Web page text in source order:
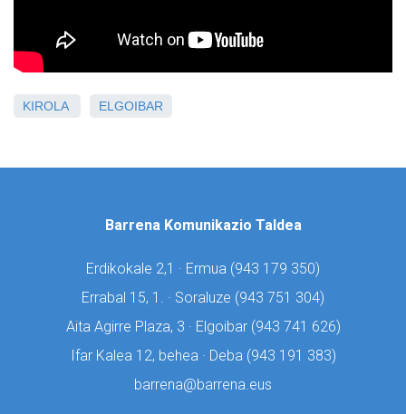
KIROLA ELGOIBAR
Barrena Komunikazio Taldea
Erdikokale 2,1 · Ermua (943 179 350)
Errabal 15, 1. · Soraluze (943 751 304)
Aita Agirre Plaza, 3 · Elgoibar (943 741 626)
Ifar Kalea 12, behea · Deba (943 191 383)
barrena@barrena.eus